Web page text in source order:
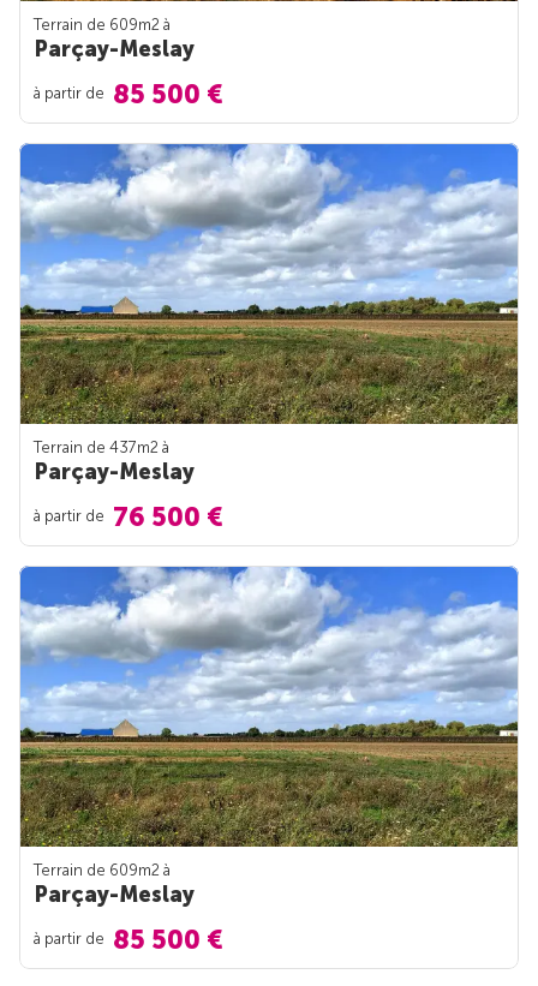
Terrain de 609m2 à
Parçay-Meslay
à partir de 85 500 €
Terrain de 437m2 à
Parçay-Meslay
à partir de 76 500 €
Terrain de 609m2 à
Parçay-Meslay
à partir de 85 500 €